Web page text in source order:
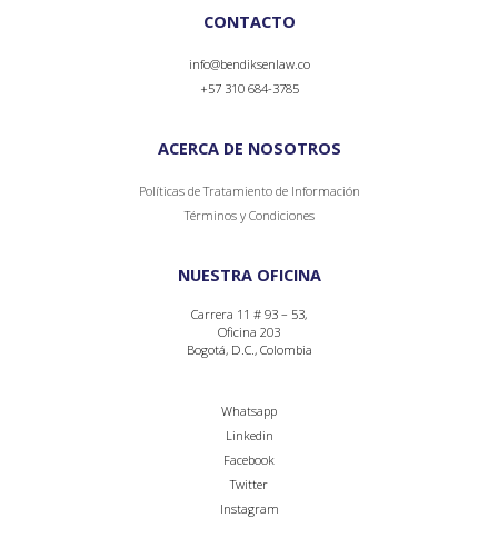
CONTACTO
info@bendiksenlaw.co
+57 310 684-3785
ACERCA DE NOSOTROS
Políticas de Tratamiento de Información
Términos y Condiciones
NUESTRA OFICINA
Carrera 11 # 93 – 53,
Oficina 203
Bogotá, D.C., Colombia
Whatsapp
Linkedin
Facebook
Twitter
Instagram